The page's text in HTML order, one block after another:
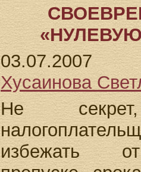
03.07.2007
Хусаинова
Не
избежать